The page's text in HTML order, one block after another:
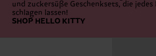
und zuckersüße Geschenksets, die jedes
schlagen lassen!
SHOP HELLO KITTY